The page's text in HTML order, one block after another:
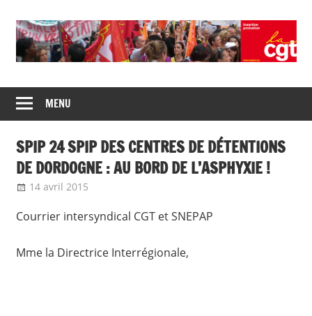
content
CGT
insertion
probation
de
syndicats
CGT
insertion
probation
MENU
SPIP 24 SPIP DES CENTRES DE DÉTENTIONS
DE DORDOGNE : AU BORD DE L’ASPHYXIE !
14 avril 2015
Courrier intersyndical CGT et SNEPAP
Mme la Directrice Interrégionale,